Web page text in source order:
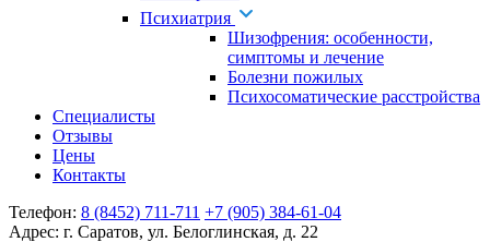
Психиатрия
Шизофрения: особенности,
симптомы и лечение
Болезни пожилых
Психосоматические расстройства
Специалисты
Отзывы
Цены
Контакты
Телефон: 8 (8452) 711-711 +7 (905) 384-61-04
Адрес: г. Саратов, ул. Белоглинская, д. 22